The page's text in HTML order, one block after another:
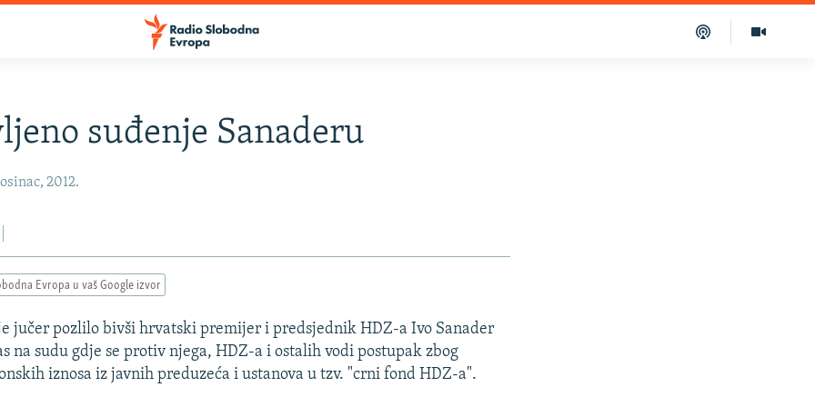
suđenje Sanaderu
2012.
Evropa u vaš Google izvor
jučer pozlilo bivši hrvatski premijer i predsjednik HDZ-a Ivo Sanader
na sudu gdje se protiv njega, HDZ-a i ostalih vodi postupak zbog
iznosa iz javnih preduzeća i ustanova u tzv. "crni fond HDZ-a".